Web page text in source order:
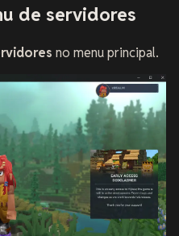
de servidores
no menu principal.